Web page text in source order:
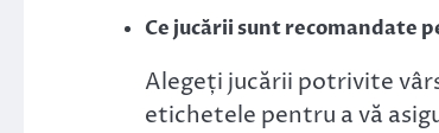
Ce jucării sunt recomandate
Alegeți jucării potrivite
etichetele pentru a vă